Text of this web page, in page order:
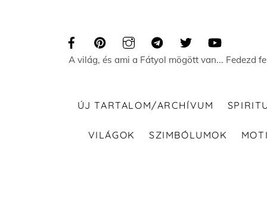
A világ, és ami a Fátyol mögött van... Fedezd
ÚJ TARTALOM/ARCHÍVUM
VILÁGOK SZIMBÓLUMOK